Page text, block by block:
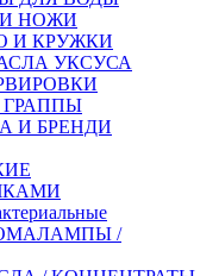
НОЖИ
И КРУЖКИ
УКСУСА
И БРЕНДИ
/